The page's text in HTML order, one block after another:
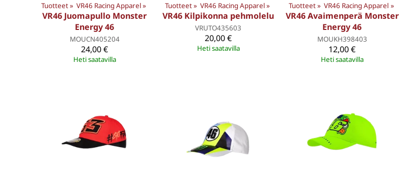
Tuotteet‪» VR46 Racing Apparel‪»
VR46 Juomapullo Monster
Energy 46
MOUCN405204
24,00 €
Heti saatavilla
Tuotteet‪» VR46 Racing Apparel‪»
VR46 Kilpikonna pehmolelu
VRUTO435603
20,00 €
Heti saatavilla
Tuotteet‪» VR46 Racing Apparel ‪»
VR46 Avaimenperä Monster
Energy 46
MOUKH398403
12,00 €
Heti saatavilla